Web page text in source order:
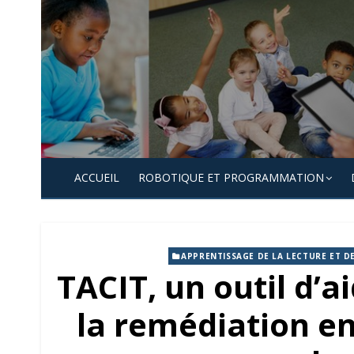
Skip
to
content
ACCUEIL ROBOTIQUE ET PROGRAMMATION
APPRENTISSAGE DE LA LECTURE ET
TACIT, un outil
la remédiation